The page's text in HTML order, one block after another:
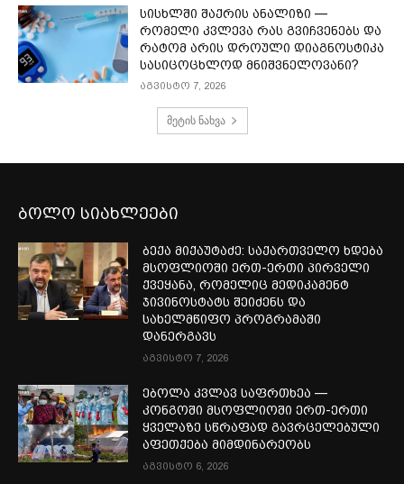
სისხლში შაქრის ანალიზი —
რომელი კვლევა რას გვიჩვენებს და
რატომ არის დროული დიაგნოსტიკა
სასიცოცხლოდ მნიშვნელოვანი?
აგვისტო 7, 2026
მეტის ნახვა
ბოლო სიახლეები
ბექა მიქაუტაძე: საქართველო ხდება
მსოფლიოში ერთ-ერთი პირველი
ქვეყანა, რომელიც მედიკამენტ
ჯივინოსტატს შეიძენს და
სახელმწიფო პროგრამაში
დანერგავს
აგვისტო 7, 2026
ებოლა კვლავ საფრთხეა —
კონგოში მსოფლიოში ერთ-ერთი
ყველაზე სწრაფად გავრცელებული
აფეთქება მიმდინარეობს
აგვისტო 6, 2026